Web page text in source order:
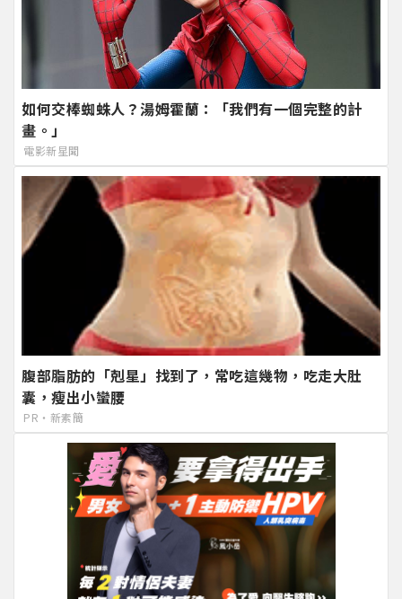
如何交棒蜘蛛人？湯姆霍蘭：「我們有一個完整的計
畫。」
電影新星聞
腹部脂肪的「剋星」找到了，常吃這幾物，吃走大肚
囊，瘦出小蠻腰
PR・新素簡